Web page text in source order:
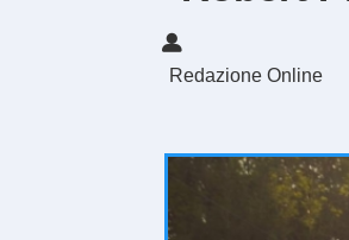
Redazione Online